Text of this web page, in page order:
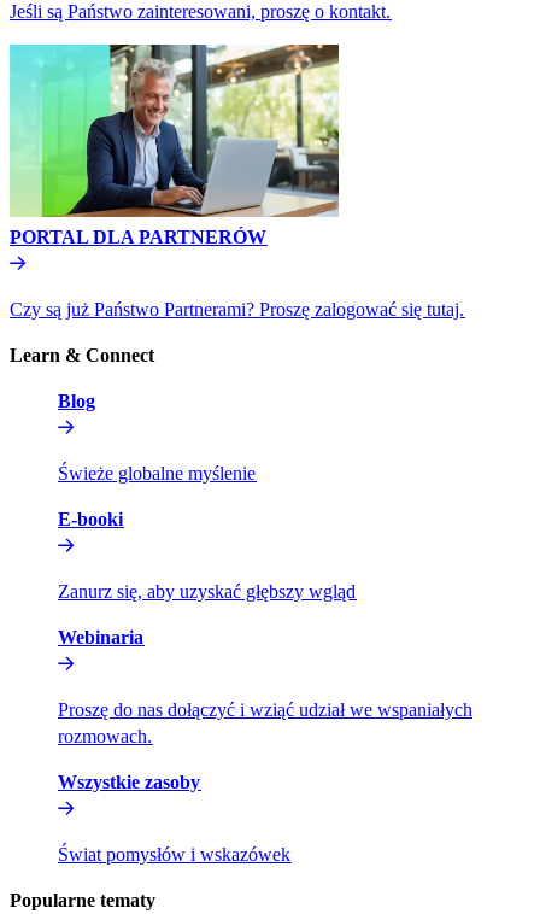
Jeśli są Państwo zainteresowani, proszę o kontakt.​​
PORTAL DLA PARTNERÓW​​
Czy są już Państwo Partnerami? Proszę zalogować się tutaj.​​
Learn & Connect​​
Blog​​
Świeże globalne myślenie​​
E-booki​​
Zanurz się, aby uzyskać głębszy wgląd​​
Webinaria​​
Proszę do nas dołączyć i wziąć udział we wspaniałych
rozmowach.​​
Wszystkie zasoby​​
Świat pomysłów i wskazówek​​
Popularne tematy​​